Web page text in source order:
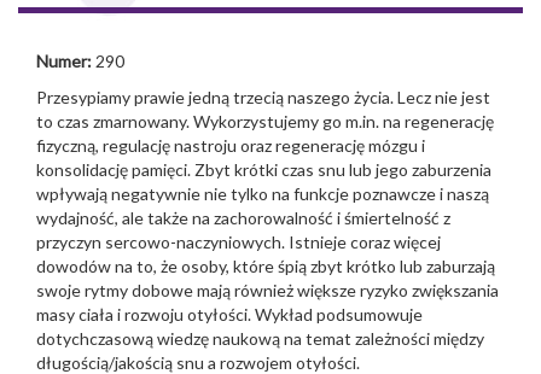
Numer: 290
Przesypiamy prawie jedną trzecią naszego życia. Lecz nie jest
to czas zmarnowany. Wykorzystujemy go m.in. na regenerację
fizyczną, regulację nastroju oraz regenerację mózgu i
konsolidację pamięci. Zbyt krótki czas snu lub jego zaburzenia
wpływają negatywnie nie tylko na funkcje poznawcze i naszą
wydajność, ale także na zachorowalność i śmiertelność z
przyczyn sercowo-naczyniowych. Istnieje coraz więcej
dowodów na to, że osoby, które śpią zbyt krótko lub zaburzają
swoje rytmy dobowe mają również większe ryzyko zwiększania
masy ciała i rozwoju otyłości. Wykład podsumowuje
dotychczasową wiedzę naukową na temat zależności między
długością/jakością snu a rozwojem otyłości.